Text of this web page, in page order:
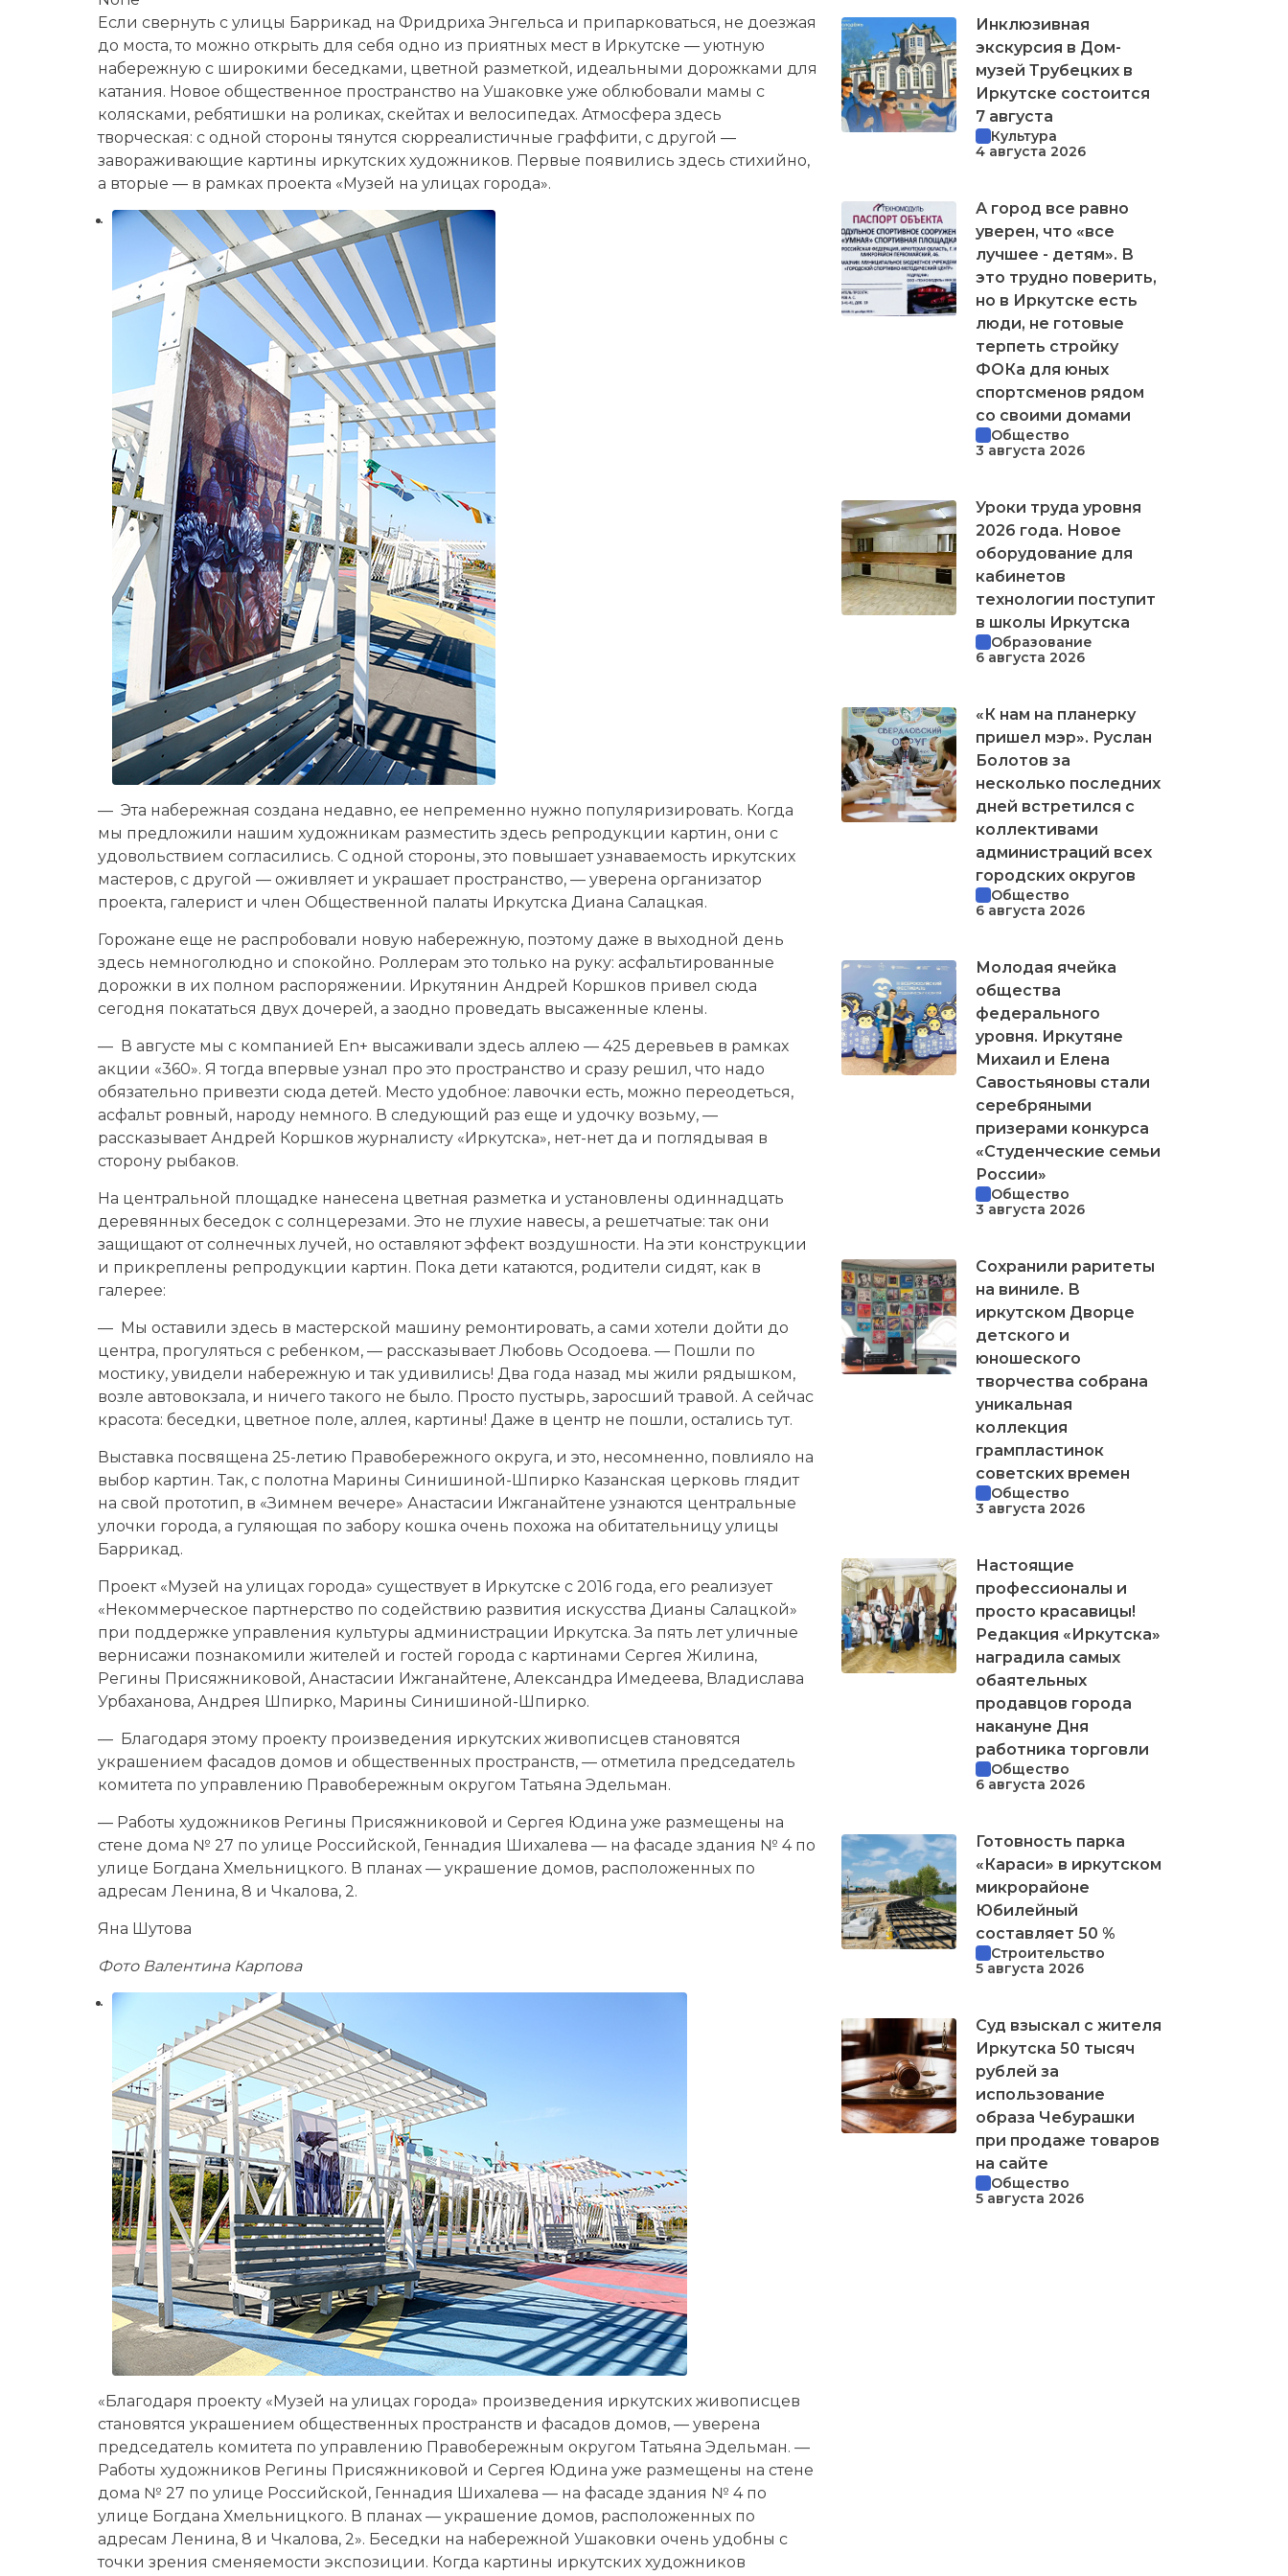
Если свернуть с улицы Баррикад на Фридриха Энгельса и припарковаться, не доезжая
до моста, то можно открыть для себя одно из приятных мест в Иркутске — уютную
набережную с широкими беседками, цветной разметкой, идеальными дорожками для
катания. Новое общественное пространство на Ушаковке уже облюбовали мамы с
колясками, ребятишки на роликах, скейтах и велосипедах. Атмосфера здесь
творческая: с одной стороны тянутся сюрреалистичные граффити, с другой —
завораживающие картины иркутских художников. Первые появились здесь стихийно,
а вторые — в рамках проекта «Музей на улицах города».
— Эта набережная создана недавно, ее непременно нужно популяризировать. Когда
мы предложили нашим художникам разместить здесь репродукции картин, они с
удовольствием согласились. С одной стороны, это повышает узнаваемость иркутских
мастеров, с другой — оживляет и украшает пространство, — уверена организатор
проекта, галерист и член Общественной палаты Иркутска Диана Салацкая.
Горожане еще не распробовали новую набережную, поэтому даже в выходной день
здесь немноголюдно и спокойно. Роллерам это только на руку: асфальтированные
дорожки в их полном распоряжении. Иркутянин Андрей Коршков привел сюда
сегодня покататься двух дочерей, а заодно проведать высаженные клены.
— В августе мы с компанией En+ высаживали здесь аллею — 425 деревьев в рамках
акции «360». Я тогда впервые узнал про это пространство и сразу решил, что надо
обязательно привезти сюда детей. Место удобное: лавочки есть, можно переодеться,
асфальт ровный, народу немного. В следующий раз еще и удочку возьму, —
рассказывает Андрей Коршков журналисту «Иркутска», нет-нет да и поглядывая в
сторону рыбаков.
На центральной площадке нанесена цветная разметка и установлены одиннадцать
деревянных беседок с солнцерезами. Это не глухие навесы, а решетчатые: так они
защищают от солнечных лучей, но оставляют эффект воздушности. На эти конструкции
и прикреплены репродукции картин. Пока дети катаются, родители сидят, как в
галерее:
— Мы оставили здесь в мастерской машину ремонтировать, а сами хотели дойти до
центра, прогуляться с ребенком, — рассказывает Любовь Осодоева. — Пошли по
мостику, увидели набережную и так удивились! Два года назад мы жили рядышком,
возле автовокзала, и ничего такого не было. Просто пустырь, заросший травой. А сейчас
красота: беседки, цветное поле, аллея, картины! Даже в центр не пошли, остались тут.
Выставка посвящена 25-летию Правобережного округа, и это, несомненно, повлияло на
выбор картин. Так, с полотна Марины Синишиной-Шпирко Казанская церковь глядит
на свой прототип, в «Зимнем вечере» Анастасии Ижганайтене узнаются центральные
улочки города, а гуляющая по забору кошка очень похожа на обитательницу улицы
Баррикад.
Проект «Музей на улицах города» существует в Иркутске с 2016 года, его реализует
«Некоммерческое партнерство по содействию развития искусства Дианы Салацкой»
при поддержке управления культуры администрации Иркутска. За пять лет уличные
вернисажи познакомили жителей и гостей города с картинами Сергея Жилина,
Регины Присяжниковой, Анастасии Ижганайтене, Александра Имедеева, Владислава
Урбаханова, Андрея Шпирко, Марины Синишиной-Шпирко.
— Благодаря этому проекту произведения иркутских живописцев становятся
украшением фасадов домов и общественных пространств, — отметила председатель
комитета по управлению Правобережным округом Татьяна Эдельман.
— Работы художников Регины Присяжниковой и Сергея Юдина уже размещены на
стене дома № 27 по улице Российской, Геннадия Шихалева — на фасаде здания № 4 по
улице Богдана Хмельницкого. В планах — украшение домов, расположенных по
адресам Ленина, 8 и Чкалова, 2.
Яна Шутова
Фото Валентина Карпова
«Благодаря проекту «Музей на улицах города» произведения иркутских живописцев
становятся украшением общественных пространств и фасадов домов, — уверена
председатель комитета по управлению Правобережным округом Татьяна Эдельман. —
Работы художников Регины Присяжниковой и Сергея Юдина уже размещены на стене
дома № 27 по улице Российской, Геннадия Шихалева — на фасаде здания № 4 по
улице Богдана Хмельницкого. В планах — украшение домов, расположенных по
адресам Ленина, 8 и Чкалова, 2». Беседки на набережной Ушаковки очень удобны с
точки зрения сменяемости экспозиции. Когда картины иркутских художников
Инклюзивная
экскурсия в Дом-
музей Трубецких в
Иркутске состоится
7 августа
Культура
4 августа 2026
А город все равно
уверен, что «все
лучшее - детям». В
это трудно поверить,
но в Иркутске есть
люди, не готовые
терпеть стройку
ФОКа для юных
спортсменов рядом
со своими домами
Общество
3 августа 2026
Уроки труда уровня
2026 года. Новое
оборудование для
кабинетов
технологии поступит
в школы Иркутска
Образование
6 августа 2026
«К нам на планерку
пришел мэр». Руслан
Болотов за
несколько последних
дней встретился с
коллективами
администраций всех
городских округов
Общество
6 августа 2026
Молодая ячейка
общества
федерального
уровня. Иркутяне
Михаил и Елена
Савостьяновы стали
серебряными
призерами конкурса
«Студенческие семьи
России»
Общество
3 августа 2026
Сохранили раритеты
на виниле. В
иркутском Дворце
детского и
юношеского
творчества собрана
уникальная
коллекция
грампластинок
советских времен
Общество
3 августа 2026
Настоящие
профессионалы и
просто красавицы!
Редакция «Иркутска»
наградила самых
обаятельных
продавцов города
накануне Дня
работника торговли
Общество
6 августа 2026
Готовность парка
«Караси» в иркутском
микрорайоне
Юбилейный
составляет 50 %
Строительство
5 августа 2026
Суд взыскал с жителя
Иркутска 50 тысяч
рублей за
использование
образа Чебурашки
при продаже товаров
на сайте
Общество
5 августа 2026